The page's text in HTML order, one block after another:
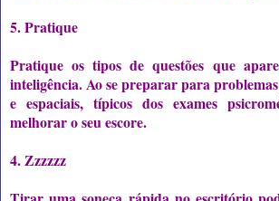
5. Pratique
Pratique os tipos de questões que
inteligência. Ao se preparar para
e espaciais, típicos dos exames
melhorar o seu escore.
4. Zzzzzz